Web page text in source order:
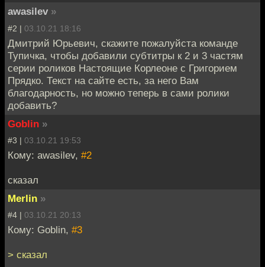
awasilev »
#2 | 03.10.21 18:16
Дмитрий Юрьевич, скажите пожалуйста команде
Тупичка, чтобы добавили субтитры к 2 и 3 частям
серии роликов Настоящие Корлеоне с Григорием
Прядко. Текст на сайте есть, за него Вам
благодарность, но можно теперь в сами ролики
добавить?
Goblin »
#3 | 03.10.21 19:53
Кому: awasilev, #2
сказал
Merlin »
#4 | 03.10.21 20:13
Кому: Goblin, #3
> сказал